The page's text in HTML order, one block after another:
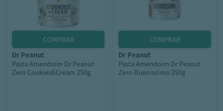
dr peanut
Pasta Amendoim Dr Peanut
Zero Cookies&Cream 250g
dr peanut
Pasta Amendoim Dr Peanut
Zero Buenissimo 250g